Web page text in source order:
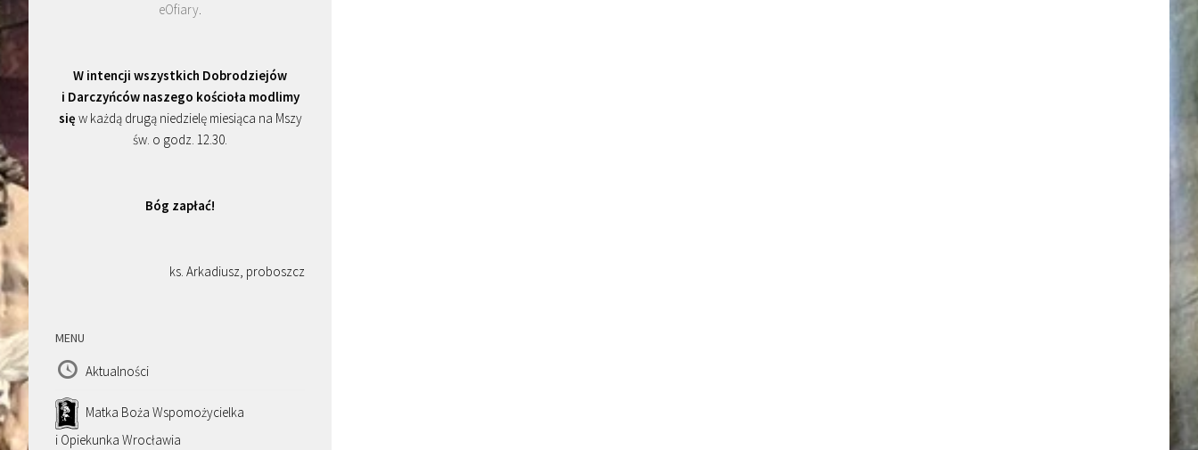
eOfiary.
W intencji wszystkich Dobrodziejów
i Darczyńców naszego kościoła modlimy
się w każdą drugą niedzielę miesiąca na Mszy
św. o godz. 12.30.
Bóg zapłać!
ks. Arkadiusz, proboszcz
MENU
Aktualności
Matka Boża Wspomożycielka
i Opiekunka Wrocławia